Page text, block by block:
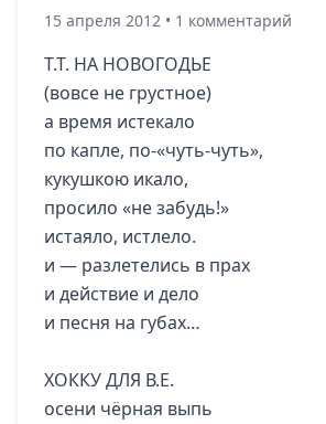
15 апреля 2012 • 1 комментарий
Т.Т. НА НОВОГОДЬЕ
(вовсе не грустное)
а время истекало
по капле, по-«чуть-чуть»,
кукушкою икало,
просило «не забудь!»
истаяло, истлело.
и — разлетелись в прах
и действие и дело
и песня на губах…
ХОККУ ДЛЯ В.Е.
осени чёрная выпь